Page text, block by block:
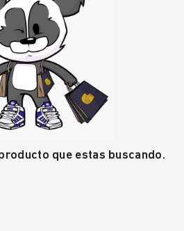
que estas buscando.